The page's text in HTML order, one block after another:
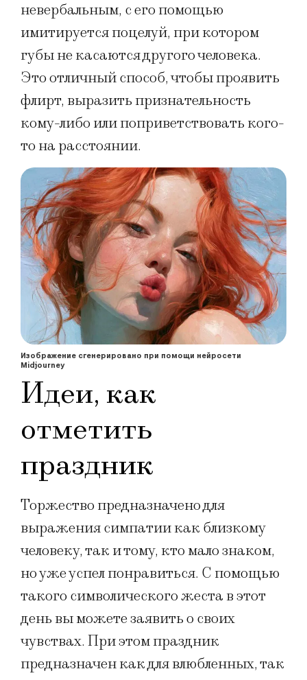
невербальным, с его помощью
имитируется поцелуй, при котором
губы не касаются другого человека.
Это отличный способ, чтобы проявить
флирт, выразить признательность
кому-либо или поприветствовать кого-
то на расстоянии.
Изображение сгенерировано при помощи нейросети
Midjourney
Идеи, как
отметить
праздник
Торжество предназначено для
выражения симпатии как близкому
человеку, так и тому, кто мало знаком,
но уже успел понравиться. С помощью
такого символического жеста в этот
день вы можете заявить о своих
чувствах. При этом праздник
предназначен как для влюбленных, так